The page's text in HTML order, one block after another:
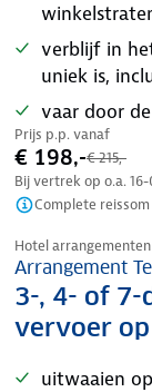
verblijf in
uniek is,
vaar door
Prijs p.p. vanaf
€ 198,-€ 215,-
Bij vertrek op o.a.
Complete reissom
Nazomer korting
Hotel
Arrangement
3-, 4- of 7-
vervoer
uitwaaien